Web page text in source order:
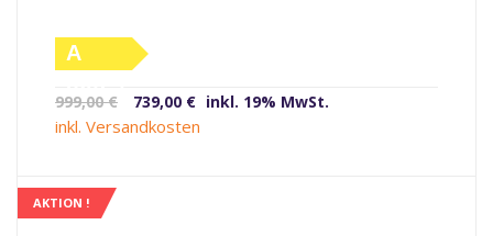
A
Label)
999,00€
Ursprünglicher
Preis
739,00 € Aktueller
inkl. 19% MwSt.
inkl. Versandkosten
AKTION !